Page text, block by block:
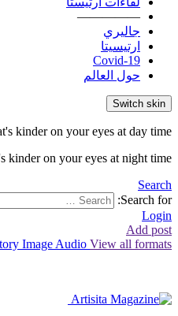
—————
جاليري
ارتيسيتا
Covid-19
حول العالم
Switch skin
kinder on your eyes at day time.
kinder on your eyes at night time.
Search
Search for:
Login
Add post
Image Audio View all formats